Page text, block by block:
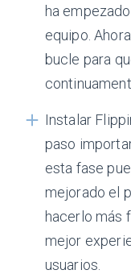
ha
equipo.
bucle para
Instalar
paso
esta fase
mejorado el
hacerlo más
mejor
usuarios.